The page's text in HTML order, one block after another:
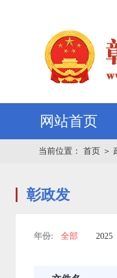
网站首页
当前位置： 首页 ＞
彰政发
年份: 全部 2025